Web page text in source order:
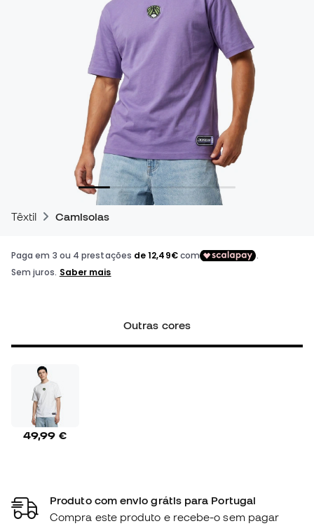
Têxtil Camisolas
Outras cores
49,99 €
Produto com envio grátis para Portugal
Compra este produto e recebe-o sem pagar